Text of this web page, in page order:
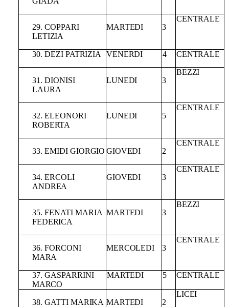
29. COPPARI
LETIZIA
MARTEDI 3
CENTRALE
30. DEZI PATRIZIA VENERDI 4 CENTRALE
31. DIONISI
LAURA
LUNEDI 3
BEZZI
32. ELEONORI
ROBERTA
LUNEDI 5
CENTRALE
33. EMIDIGIORGIO GIOVEDI 2
CENTRALE
34. ERCOLI
ANDREA
GIOVEDI 3
CENTRALE
35. FENATI MARIA
FEDERICA
MARTEDI 3
BEZZI
36. FORCONI
MARA
MERCOLEDI 3
CENTRALE
37. GASPARRINI
MARCO
MARTEDI 5 CENTRALE
38. GATTI MARIKA MARTEDI 2
LICEI